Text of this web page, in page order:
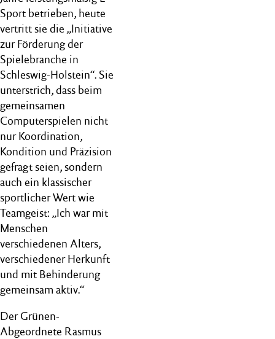
Sport betrieben, heute
vertritt sie die „Initiative
zur Förderung der
Spielebranche in
Schleswig-Holstein“. Sie
unterstrich, dass beim
gemeinsamen
Computerspielen nicht
nur Koordination,
Kondition und Präzision
gefragt seien, sondern
auch ein klassischer
sportlicher Wert wie
Teamgeist: „Ich war mit
Menschen
verschiedenen Alters,
verschiedener Herkunft
und mit Behinderung
gemeinsam aktiv.“
Der Grünen-
Abgeordnete Rasmus